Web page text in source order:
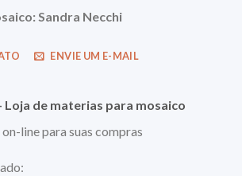
Sandra Necchi
ENVIE UM E-MAIL
Loja de materias para mosaico
line para suas compras